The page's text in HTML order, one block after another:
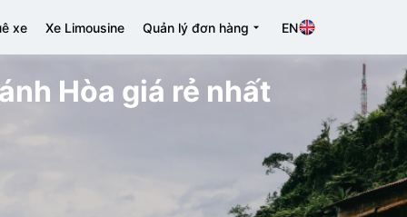
xe Xe Limousine Quản lý đơn hàng EN
Hòa giá rẻ nhất